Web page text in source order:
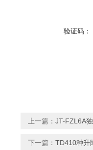
验证码：
上一篇： JT-FZL6A
下一篇： TD410种升